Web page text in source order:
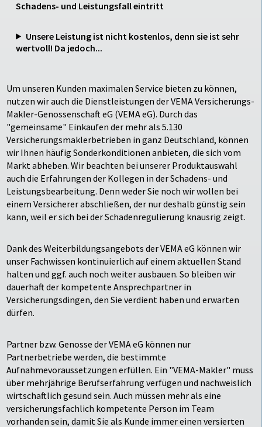
Schadens- und Leistungsfall eintritt
Unsere Leistung ist nicht kostenlos, denn sie ist sehr
wertvoll! Da jedoch...
Um unseren Kunden maximalen Service bieten zu können,
nutzen wir auch die Dienstleistungen der VEMA Versicherungs-
Makler-Genossenschaft eG (VEMA eG). Durch das
"gemeinsame" Einkaufen der mehr als 5.130
Versicherungsmaklerbetrieben in ganz Deutschland, können
wir Ihnen häufig Sonderkonditionen anbieten, die sich vom
Markt abheben. Wir beachten bei unserer Produktauswahl
auch die Erfahrungen der Kollegen in der Schadens- und
Leistungsbearbeitung. Denn weder Sie noch wir wollen bei
einem Versicherer abschließen, der nur deshalb günstig sein
kann, weil er sich bei der Schadenregulierung knausrig zeigt.
Dank des Weiterbildungsangebots der VEMA eG können wir
unser Fachwissen kontinuierlich auf einem aktuellen Stand
halten und ggf. auch noch weiter ausbauen. So bleiben wir
dauerhaft der kompetente Ansprechpartner in
Versicherungsdingen, den Sie verdient haben und erwarten
dürfen.
Partner bzw. Genosse der VEMA eG können nur
Partnerbetriebe werden, die bestimmte
Aufnahmevoraussetzungen erfüllen. Ein "VEMA-Makler" muss
über mehrjährige Berufserfahrung verfügen und nachweislich
wirtschaftlich gesund sein. Auch müssen mehr als eine
versicherungsfachlich kompetente Person im Team
vorhanden sein, damit Sie als Kunde immer einen versierten